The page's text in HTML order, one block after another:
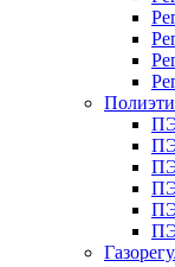
ПЭ
ПЭ
ПЭ